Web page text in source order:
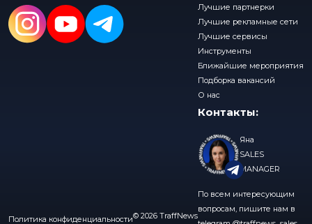
Политика конфиденциальности© 2026 TraffNews
Лучшие партнерки
Лучшие рекламные сети
Лучшие сервисы
Инструменты
Ближайшие мероприятия
Подборка вакансий
О нас
Контакты:
Яна
SALES
MANAGER
По всем интересующим
вопросам, пишите нам в